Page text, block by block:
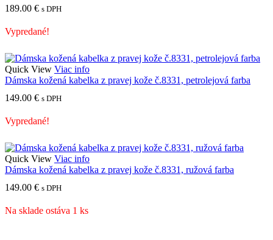
189.00 € s DPH
Vypredané!
Quick View Viac info
Dámska kožená kabelka z pravej kože č.8331, petrolejová farba
149.00 € s DPH
Vypredané!
Quick View Viac info
Dámska kožená kabelka z pravej kože č.8331, ružová farba
149.00 € s DPH
Na sklade ostáva 1 ks